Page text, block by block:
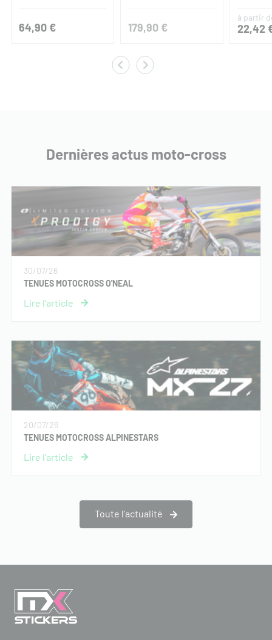
64,90 € 179,90 €
à partir
22,42
Dernières actus moto-cross
30/07/26
TENUES MOTOCROSS O'NEAL
20/07/26
TENUES MOTOCROSS ALPINESTARS
Toute l’actualité